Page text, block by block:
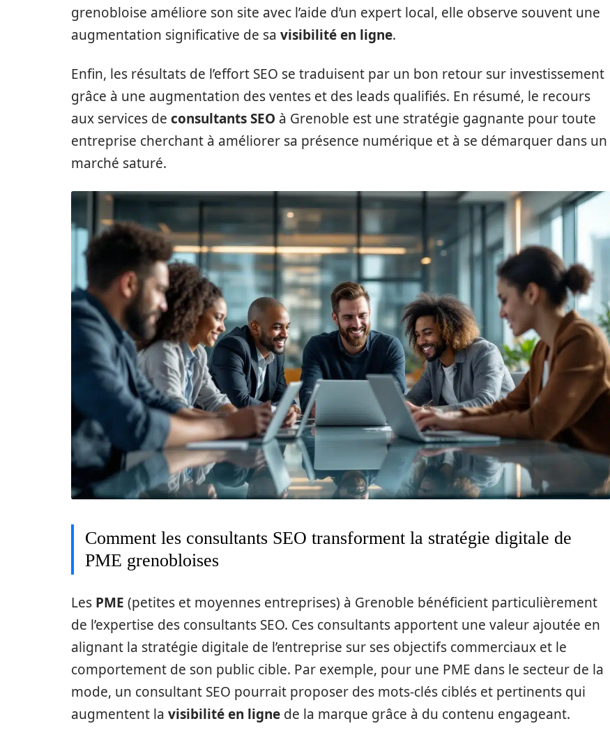
grenobloise améliore son site avec l’aide d’un expert local, elle observe souvent une
augmentation significative de sa visibilité en ligne.
Enfin, les résultats de l’effort SEO se traduisent par un bon retour sur investissement
grâce à une augmentation des ventes et des leads qualifiés. En résumé, le recours
aux services de consultants SEO à Grenoble est une stratégie gagnante pour toute
entreprise cherchant à améliorer sa présence numérique et à se démarquer dans un
marché saturé.
Comment les consultants SEO transforment la stratégie digitale de
PME grenobloises
Les PME (petites et moyennes entreprises) à Grenoble bénéficient particulièrement
de l’expertise des consultants SEO. Ces consultants apportent une valeur ajoutée en
alignant la stratégie digitale de l’entreprise sur ses objectifs commerciaux et le
comportement de son public cible. Par exemple, pour une PME dans le secteur de la
mode, un consultant SEO pourrait proposer des mots-clés ciblés et pertinents qui
augmentent la visibilité en ligne de la marque grâce à du contenu engageant.